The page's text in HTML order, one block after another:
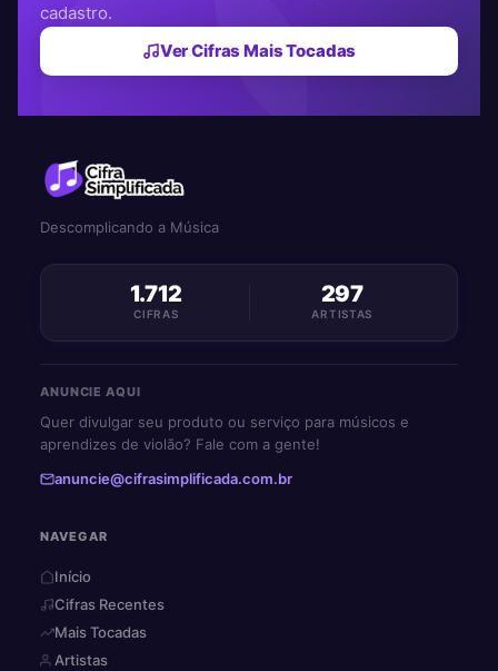
cadastro.
Ver Cifras Mais Tocadas
Descomplicando a Música
1.712
CIFRAS
297
ARTISTAS
ANUNCIE AQUI
Quer divulgar seu produto ou serviço para músicos e
aprendizes de violão? Fale com a gente!
anuncie@cifrasimplificada.com.br
NAVEGAR
Início
Cifras Recentes
Mais Tocadas
Artistas